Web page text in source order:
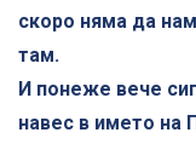
скоро няма да
там.
И понеже вече
навес в името на